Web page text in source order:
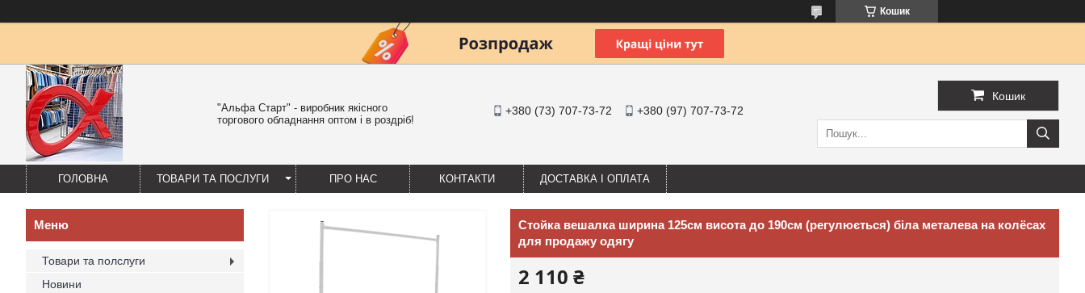
Кошик
"Альфа Старт" - виробник якісного
торгового обладнання оптом і в роздріб!
+380 (73) 707-73-72 +380 (97) 707-73-72
Кошик
ГОЛОВНА ТОВАРИ ТА ПОСЛУГИ ПРО НАС КОНТАКТИ ДОСТАВКА І ОПЛАТА
Стойка вешалка ширина 125см висота до 190см (регулюється) біла металева на колёсах
для продажу одягу
2 110 ₴
Товари та полслуги
Новини